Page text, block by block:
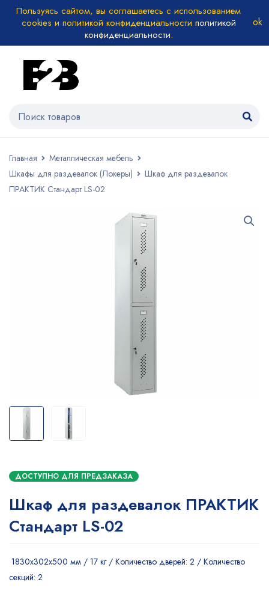
Пользуясь сайтом, вы соглашаетесь с использованием
cookies и политикой конфиденциальности политикой
конфиденциальности.
Главная
Металлическая мебель
Шкафы для раздевалок (Локеры)
Шкаф для раздевалок
ПРАКТИК Стандарт LS-02
ДОСТУПНО ДЛЯ ПРЕДЗАКАЗА
Шкаф для раздевалок ПРАКТИК
Стандарт LS-02
1830x302x500 мм / 17 кг / Количество дверей: 2 / Количество
секций: 2